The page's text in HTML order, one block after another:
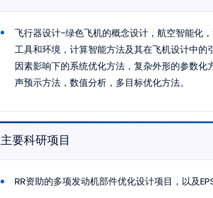
飞行器设计-绿色飞机的概念设计，航空智能化
工具和环境，计算智能方法及其在飞机设计中
因素影响下的系统优化方法，复杂外形的参数
声预示方法，数值分析，多目标优化方法。
主要科研项目
RR资助的多项发动机部件优化设计项目，以及